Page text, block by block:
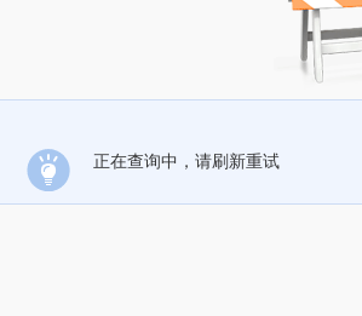
正在查询中，请刷新重试